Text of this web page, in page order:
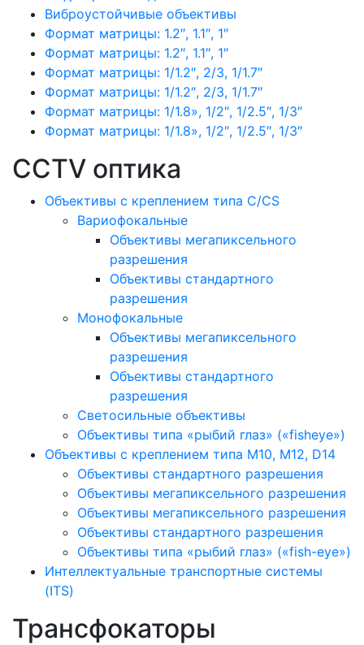
Виброустойчивые объективы
Формат матрицы: 1.2″, 1.1″, 1″
Формат матрицы: 1.2″, 1.1″, 1″
Формат матрицы: 1/1.2″, 2/3, 1/1.7″
Формат матрицы: 1/1.2″, 2/3, 1/1.7″
Формат матрицы: 1/1.8», 1/2″, 1/2.5″, 1/3″
Формат матрицы: 1/1.8», 1/2″, 1/2.5″, 1/3″
CCTV оптика
Объективы с креплением типа C/CS
Вариофокальные
Объективы мегапиксельного
разрешения
Объективы стандартного
разрешения
Монофокальные
Объективы мегапиксельного
разрешения
Объективы стандартного
разрешения
Светосильные объективы
Объективы типа «рыбий глаз» («fisheye»)
Объективы с креплением типа M10, M12, D14
Объективы стандартного разрешения
Объективы мегапиксельного разрешения
Объективы мегапиксельного разрешения
Объективы стандартного разрешения
Объективы типа «рыбий глаз» («fish-eye»)
Интеллектуальные транспортные системы
(ITS)
Трансфокаторы